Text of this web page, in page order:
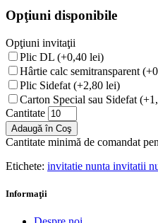
Opţiuni disponibile
Opţiuni invitaţii
Plic DL (+0,40 lei)
Hârtie calc semitransparent
Plic Sidefat (+2,80 lei)
Carton Special sau Sidefat
Cantitate
Adaugă în Coş
Cantitate minimă de comandat
Etichete: invitatie nunta invitatii
Informaţii